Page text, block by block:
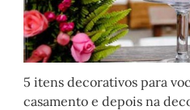
5 itens decorativos para
casamento e depois na